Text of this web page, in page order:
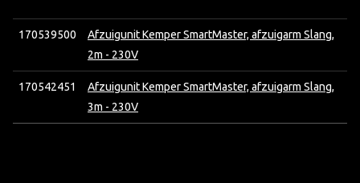
170539500
Afzuigunit Kemper SmartMaster, afzuigarm Slang,
2m - 230V
170542451
Afzuigunit Kemper SmartMaster, afzuigarm Slang,
3m - 230V